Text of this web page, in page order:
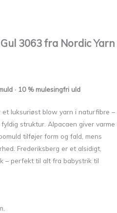
3063 fra Nordic Yarn
· 10 % mulesingfri uld
et luksuriøst blow yarn i naturfibre –
struktur. Alpacaen giver varme
tilføjer form og fald, mens
Frederiksberg er et alsidigt,
– perfekt til alt fra babystrik til